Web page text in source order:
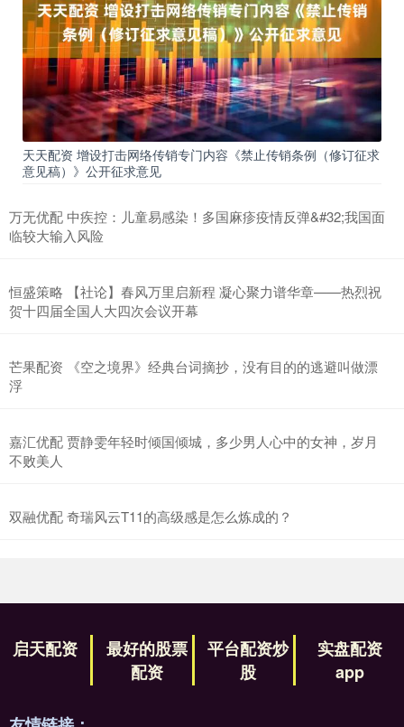
天天配资 增设打击网络传销专门内容《禁止传销条例（修订征求
意见稿）》公开征求意见
万无优配 中疾控：儿童易感染！多国麻疹疫情反弹&#32;我国面
临较大输入风险
恒盛策略 【社论】春风万里启新程 凝心聚力谱华章——热烈祝
贺十四届全国人大四次会议开幕
芒果配资 《空之境界》经典台词摘抄，没有目的的逃避叫做漂
浮
嘉汇优配 贾静雯年轻时倾国倾城，多少男人心中的女神，岁月
不败美人
双融优配 奇瑞风云T11的高级感是怎么炼成的？
启天配资
最好的股票
配资
平台配资炒
股
实盘配资
app